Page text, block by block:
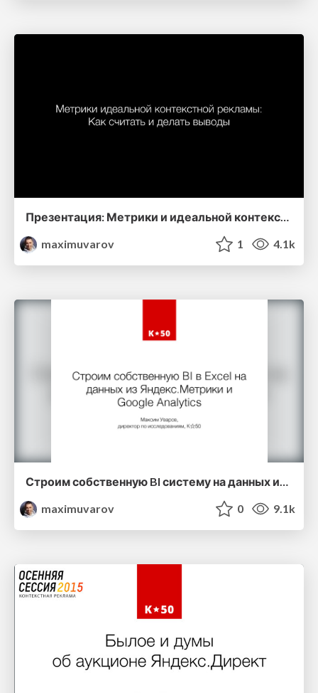
maximuvarov
1 4.1k
Строим собственную BI систему на данных из Google Analytics и Яндекс.Метрики
maximuvarov
0 9.1k